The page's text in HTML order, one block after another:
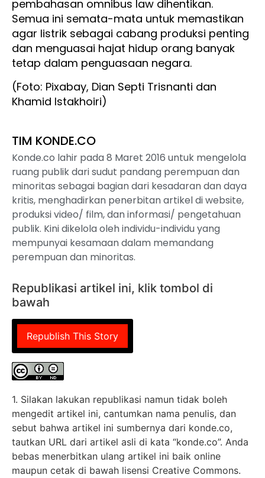
pembahasan omnibus law dihentikan.
Semua ini semata-mata untuk memastikan
agar listrik sebagai cabang produksi penting
dan menguasai hajat hidup orang banyak
tetap dalam penguasaan negara.
(Foto: Pixabay, Dian Septi Trisnanti dan
Khamid Istakhoiri)
TIM KONDE.CO
Konde.co lahir pada 8 Maret 2016 untuk mengelola
ruang publik dari sudut pandang perempuan dan
minoritas sebagai bagian dari kesadaran dan daya
kritis, menghadirkan penerbitan artikel di website,
produksi video/ film, dan informasi/ pengetahuan
publik. Kini dikelola oleh individu-individu yang
mempunyai kesamaan dalam memandang
perempuan dan minoritas.
Republikasi artikel ini, klik tombol di
bawah
Republish This Story
1. Silakan lakukan republikasi namun tidak boleh
mengedit artikel ini, cantumkan nama penulis, dan
sebut bahwa artikel ini sumbernya dari konde.co,
tautkan URL dari artikel asli di kata “konde.co”. Anda
bebas menerbitkan ulang artikel ini baik online
maupun cetak di bawah lisensi Creative Commons.